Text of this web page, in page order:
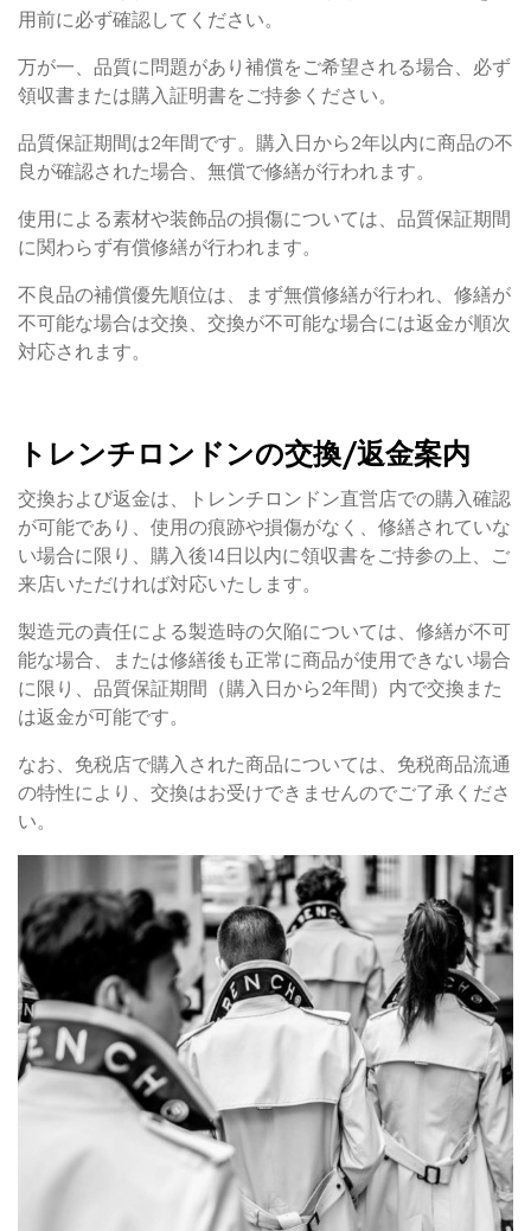
用前に必ず確認してください。
万が一、品質に問題があり補償をご希望される場合、必ず
領収書または購入証明書をご持参ください。
品質保証期間は2年間です。購入日から2年以内に商品の不
良が確認された場合、無償で修繕が行われます。
使用による素材や装飾品の損傷については、品質保証期間
に関わらず有償修繕が行われます。
不良品の補償優先順位は、まず無償修繕が行われ、修繕が
不可能な場合は交換、交換が不可能な場合には返金が順次
対応されます。
トレンチロンドンの交換/返金案内
交換および返金は、トレンチロンドン直営店での購入確認
が可能であり、使用の痕跡や損傷がなく、修繕されていな
い場合に限り、購入後14日以内に領収書をご持参の上、ご
来店いただければ対応いたします。
製造元の責任による製造時の欠陥については、修繕が不可
能な場合、または修繕後も正常に商品が使用できない場合
に限り、品質保証期間（購入日から2年間）内で交換また
は返金が可能です。
なお、免税店で購入された商品については、免税商品流通
の特性により、交換はお受けできませんのでご了承くださ
い。